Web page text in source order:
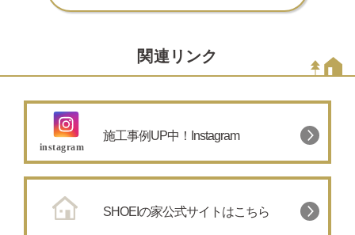
関連リンク
施工事例UP中！Instagram
SHOEIの家公式サイトはこちら